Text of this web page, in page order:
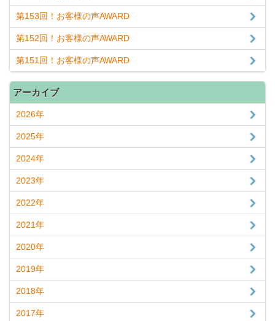
第153回！お客様の声AWARD
第152回！お客様の声AWARD
第151回！お客様の声AWARD
アーカイブ
2026年
2025年
2024年
2023年
2022年
2021年
2020年
2019年
2018年
2017年